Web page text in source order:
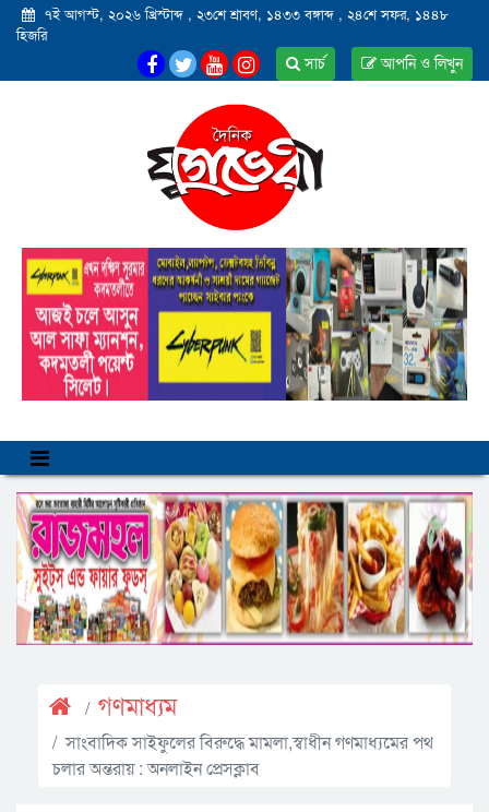
৭ই আগস্ট, ২০২৬ খ্রিস্টাব্দ , ২৩শে শ্রাবণ, ১৪৩৩ বঙ্গাব্দ , ২৪শে সফর, ১৪৪৮
হিজরি
আপনি ও লিখুন
সার্চ
গণমাধ্যম
সাংবাদিক সাইফুলের বিরুদ্ধে মামলা,স্বাধীন গণমাধ্যমের পথ
চলার অন্তরায় : অনলাইন প্রেসক্লাব